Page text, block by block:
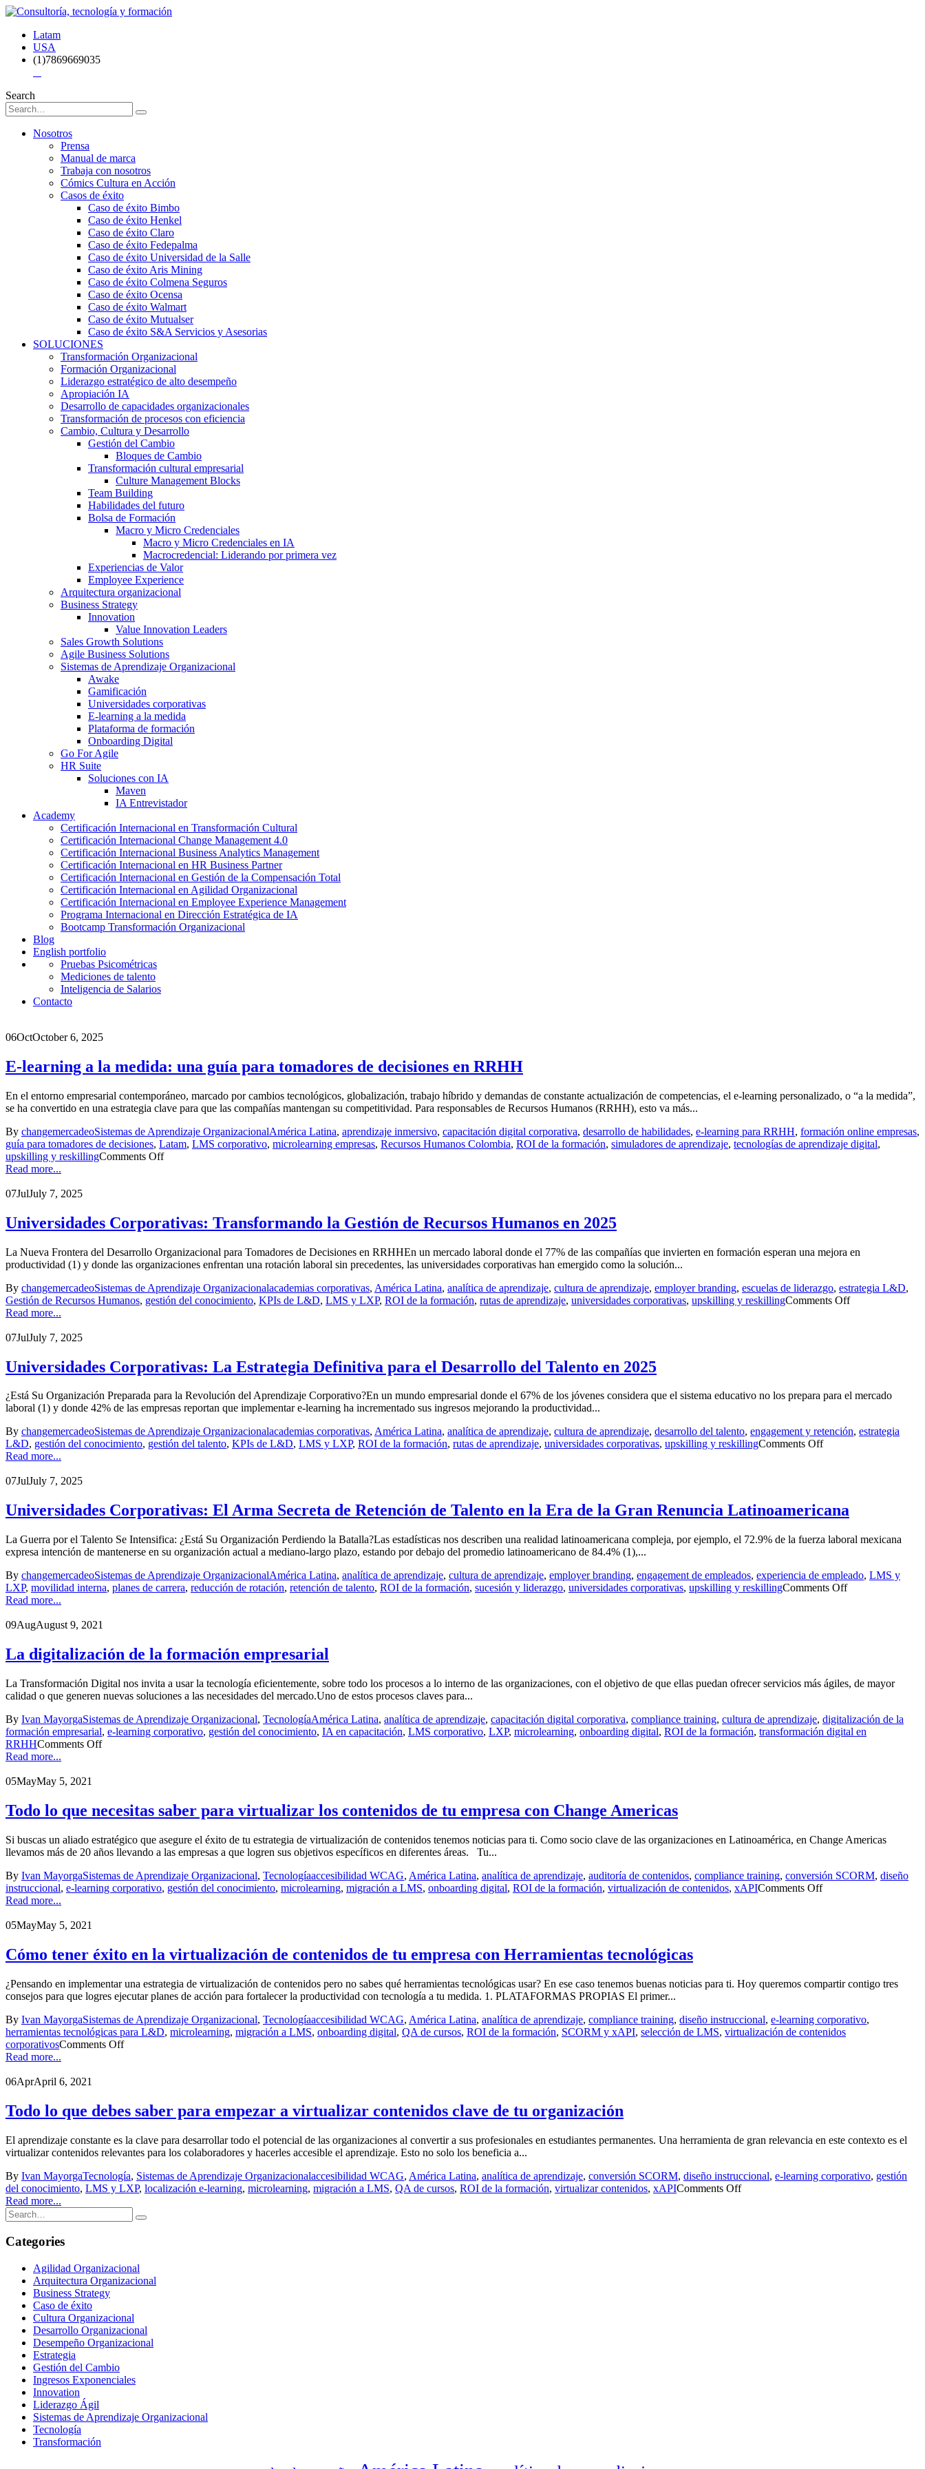
Latam
USA
(1)7869669035
Search
Nosotros
Prensa
Manual de marca
Trabaja con nosotros
Cómics Cultura en Acción
Casos de éxito
Caso de éxito Bimbo
Caso de éxito Henkel
Caso de éxito Claro
Caso de éxito Fedepalma
Caso de éxito Universidad de la Salle
Caso de éxito Aris Mining
Caso de éxito Colmena Seguros
Caso de éxito Ocensa
Caso de éxito Walmart
Caso de éxito Mutualser
Caso de éxito S&A Servicios y Asesorias
SOLUCIONES
Transformación Organizacional
Formación Organizacional
Liderazgo estratégico de alto desempeño
Apropiación IA
Desarrollo de capacidades organizacionales
Transformación de procesos con eficiencia
Cambio, Cultura y Desarrollo
Gestión del Cambio
Bloques de Cambio
Transformación cultural empresarial
Culture Management Blocks
Team Building
Habilidades del futuro
Bolsa de Formación
Macro y Micro Credenciales
Macro y Micro Credenciales en IA
Macrocredencial: Liderando por primera vez
Experiencias de Valor
Employee Experience
Arquitectura organizacional
Business Strategy
Innovation
Value Innovation Leaders
Sales Growth Solutions
Agile Business Solutions
Sistemas de Aprendizaje Organizacional
Awake
Gamificación
Universidades corporativas
E-learning a la medida
Plataforma de formación
Onboarding Digital
Go For Agile
HR Suite
Soluciones con IA
Maven
IA Entrevistador
Academy
Certificación Internacional en Transformación Cultural
Certificación Internacional Change Management 4.0
Certificación Internacional Business Analytics Management
Certificación Internacional en HR Business Partner
Certificación Internacional en Gestión de la Compensación Total
Certificación Internacional en Agilidad Organizacional
Certificación Internacional en Employee Experience Management
Programa Internacional en Dirección Estratégica de IA
Bootcamp Transformación Organizacional
Blog
English portfolio
Pruebas Psicométricas
Mediciones de talento
Inteligencia de Salarios
Contacto
06OctOctober 6, 2025
E-learning a la medida: una guía para tomadores de decisiones en RRHH
En el entorno empresarial contemporáneo, marcado por cambios tecnológicos, globalización, trabajo híbrido y demandas de constante actualización de competencias, el e-learning personalizado, o “a la medida”,
se ha convertido en una estrategia clave para que las compañías mantengan su competitividad. Para responsables de Recursos Humanos (RRHH), esto va más...
By changemercadeoSistemas de Aprendizaje OrganizacionalAmérica Latina, aprendizaje inmersivo, capacitación digital corporativa, desarrollo de habilidades, e-learning para RRHH, formación online empresas,
guía para tomadores de decisiones, Latam, LMS corporativo, microlearning empresas, Recursos Humanos Colombia, ROI de la formación, simuladores de aprendizaje, tecnologías de aprendizaje digital,
upskilling y reskillingComments Off
Read more...
07JulJuly 7, 2025
Universidades Corporativas: Transformando la Gestión de Recursos Humanos en 2025
La Nueva Frontera del Desarrollo Organizacional para Tomadores de Decisiones en RRHHEn un mercado laboral donde el 77% de las compañías que invierten en formación esperan una mejora en
productividad (1) y donde las organizaciones enfrentan una rotación laboral sin precedentes, las universidades corporativas han emergido como la solución...
By changemercadeoSistemas de Aprendizaje Organizacionalacademias corporativas, América Latina, analítica de aprendizaje, cultura de aprendizaje, employer branding, escuelas de liderazgo, estrategia L&D,
Gestión de Recursos Humanos, gestión del conocimiento, KPIs de L&D, LMS y LXP, ROI de la formación, rutas de aprendizaje, universidades corporativas, upskilling y reskillingComments Off
Read more...
07JulJuly 7, 2025
Universidades Corporativas: La Estrategia Definitiva para el Desarrollo del Talento en 2025
¿Está Su Organización Preparada para la Revolución del Aprendizaje Corporativo?En un mundo empresarial donde el 67% de los jóvenes considera que el sistema educativo no los prepara para el mercado
laboral (1) y donde 42% de las empresas reportan que implementar e-learning ha incrementado sus ingresos mejorando la productividad...
By changemercadeoSistemas de Aprendizaje Organizacionalacademias corporativas, América Latina, analítica de aprendizaje, cultura de aprendizaje, desarrollo del talento, engagement y retención, estrategia
L&D, gestión del conocimiento, gestión del talento, KPIs de L&D, LMS y LXP, ROI de la formación, rutas de aprendizaje, universidades corporativas, upskilling y reskillingComments Off
Read more...
07JulJuly 7, 2025
Universidades Corporativas: El Arma Secreta de Retención de Talento en la Era de la Gran Renuncia Latinoamericana
La Guerra por el Talento Se Intensifica: ¿Está Su Organización Perdiendo la Batalla?Las estadísticas nos describen una realidad latinoamericana compleja, por ejemplo, el 72.9% de la fuerza laboral mexicana
expresa intención de mantenerse en su organización actual a mediano-largo plazo, estando por debajo del promedio latinoamericano de 84.4% (1),...
By changemercadeoSistemas de Aprendizaje OrganizacionalAmérica Latina, analítica de aprendizaje, cultura de aprendizaje, employer branding, engagement de empleados, experiencia de empleado, LMS y
LXP, movilidad interna, planes de carrera, reducción de rotación, retención de talento, ROI de la formación, sucesión y liderazgo, universidades corporativas, upskilling y reskillingComments Off
Read more...
09AugAugust 9, 2021
La digitalización de la formación empresarial
La Transformación Digital nos invita a usar la tecnología eficientemente, sobre todo los procesos a lo interno de las organizaciones, con el objetivo de que ellas puedan ofrecer servicios más ágiles, de mayor
calidad o que generen nuevas soluciones a las necesidades del mercado.Uno de estos procesos claves para...
By Ivan MayorgaSistemas de Aprendizaje Organizacional, TecnologíaAmérica Latina, analítica de aprendizaje, capacitación digital corporativa, compliance training, cultura de aprendizaje, digitalización de la
formación empresarial, e-learning corporativo, gestión del conocimiento, IA en capacitación, LMS corporativo, LXP, microlearning, onboarding digital, ROI de la formación, transformación digital en
RRHHComments Off
Read more...
05MayMay 5, 2021
Todo lo que necesitas saber para virtualizar los contenidos de tu empresa con Change Americas
Si buscas un aliado estratégico que asegure el éxito de tu estrategia de virtualización de contenidos tenemos noticias para ti. Como socio clave de las organizaciones en Latinoamérica, en Change Americas
llevamos más de 20 años llevando a las empresas a que logren sus objetivos específicos en diferentes áreas. Tu...
By Ivan MayorgaSistemas de Aprendizaje Organizacional, Tecnologíaaccesibilidad WCAG, América Latina, analítica de aprendizaje, auditoría de contenidos, compliance training, conversión SCORM, diseño
instruccional, e-learning corporativo, gestión del conocimiento, microlearning, migración a LMS, onboarding digital, ROI de la formación, virtualización de contenidos, xAPIComments Off
Read more...
05MayMay 5, 2021
Cómo tener éxito en la virtualización de contenidos de tu empresa con Herramientas tecnológicas
¿Pensando en implementar una estrategia de virtualización de contenidos pero no sabes qué herramientas tecnológicas usar? En ese caso tenemos buenas noticias para ti. Hoy queremos compartir contigo tres
consejos para que logres ejecutar planes de acción para fortalecer la productividad con tecnología a tu medida. 1. PLATAFORMAS PROPIAS El primer...
By Ivan MayorgaSistemas de Aprendizaje Organizacional, Tecnologíaaccesibilidad WCAG, América Latina, analítica de aprendizaje, compliance training, diseño instruccional, e-learning corporativo,
herramientas tecnológicas para L&D, microlearning, migración a LMS, onboarding digital, QA de cursos, ROI de la formación, SCORM y xAPI, selección de LMS, virtualización de contenidos
corporativosComments Off
Read more...
06AprApril 6, 2021
Todo lo que debes saber para empezar a virtualizar contenidos clave de tu organización
El aprendizaje constante es la clave para desarrollar todo el potencial de las organizaciones al convertir a sus profesionales en estudiantes permanentes. Una herramienta de gran relevancia en este contexto es el
virtualizar contenidos relevantes para los colaboradores y hacerles accesible el aprendizaje. Esto no solo los beneficia a...
By Ivan MayorgaTecnología, Sistemas de Aprendizaje Organizacionalaccesibilidad WCAG, América Latina, analítica de aprendizaje, conversión SCORM, diseño instruccional, e-learning corporativo, gestión
del conocimiento, LMS y LXP, localización e-learning, microlearning, migración a LMS, QA de cursos, ROI de la formación, virtualizar contenidos, xAPIComments Off
Read more...
Categories
Agilidad Organizacional
Arquitectura Organizacional
Business Strategy
Caso de éxito
Cultura Organizacional
Desarrollo Organizacional
Desempeño Organizacional
Estrategia
Gestión del Cambio
Ingresos Exponenciales
Innovation
Liderazgo Ágil
Sistemas de Aprendizaje Organizacional
Tecnología
Transformación